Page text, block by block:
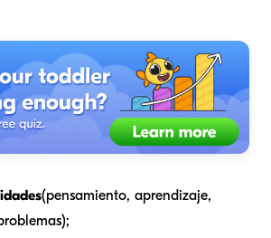
(pensamiento, aprendizaje,